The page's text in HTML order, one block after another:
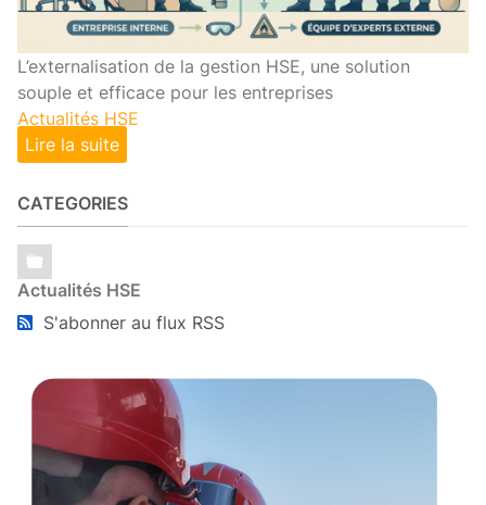
L’externalisation de la gestion HSE, une solution
souple et efficace pour les entreprises
Actualités HSE
Lire la suite
CATEGORIES
Actualités HSE
S'abonner au flux RSS